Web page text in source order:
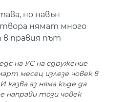
но навън
нямат много
в правия път
на УС на сдружение
месец излезе човек в
казва аз няма къде да
направи този човек